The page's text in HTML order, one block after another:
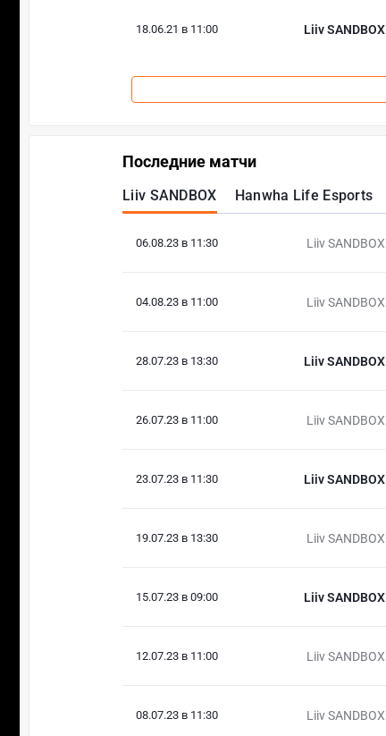
18.06.21 в 11:00 Liiv SANDBOX
Последние матчи
Liiv SANDBOX Hanwha Life Esports
06.08.23 в 11:30 Liiv SANDBOX
04.08.23 в 11:00 Liiv SANDBOX
28.07.23 в 13:30 Liiv SANDBOX
26.07.23 в 11:00 Liiv SANDBOX
23.07.23 в 11:30 Liiv SANDBOX
19.07.23 в 13:30 Liiv SANDBOX
15.07.23 в 09:00 Liiv SANDBOX
12.07.23 в 11:00 Liiv SANDBOX
08.07.23 в 11:30 Liiv SANDBOX